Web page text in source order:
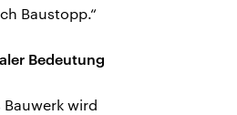
Baustopp.“
Bedeutung
Bauwerk wird